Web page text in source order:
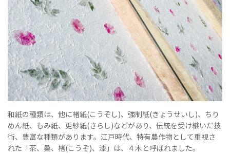
和紙の種類は、他に楮紙(こうぞし)、強制紙(きょうせいし)、ちり
めん紙、もみ紙、更紗紙(さらし)などがあり、伝統を受け継いだ技
術、豊富な種類があります。江戸時代、特有農作物として重視さ
れた「茶、桑、楮(こうぞ)、漆」は、４木と呼ばれました。